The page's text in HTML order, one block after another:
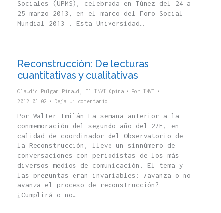
Sociales (UPMS), celebrada en Túnez del 24 a
25 marzo 2013, en el marco del Foro Social
Mundial 2013 . Esta Universidad…
Reconstrucción: De lecturas
cuantitativas y cualitativas
Claudio Pulgar Pinaud El INVI Opina Por INVI
2012-05-02
Deja un comentario
Por Walter Imilán La semana anterior a la
conmemoración del segundo año del 27F, en
calidad de coordinador del Observatorio de
la Reconstrucción, llevé un sinnúmero de
conversaciones con periodistas de los más
diversos medios de comunicación. El tema y
las preguntas eran invariables: ¿avanza o no
avanza el proceso de reconstrucción?
¿Cumplirá o no…